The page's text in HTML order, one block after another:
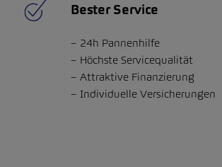
Bester Service
24h Pannenhilfe
Höchste Servicequalität
Attraktive Finanzierung
Individuelle Versicherungen